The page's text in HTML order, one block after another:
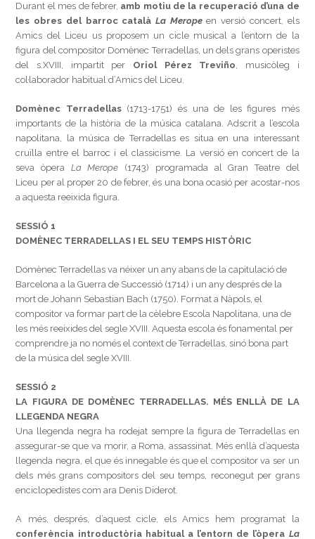
Durant el mes de febrer, amb motiu de la recuperació d’una de
les obres del barroc català La Meropeen versió concert, els
Amics del Liceu us proposem un cicle musical a l’entorn de la
figura del compositor Domènec Terradellas, un dels grans operistes
del s.XVIII, impartit per Oriol Pérez Treviño, musicòleg i
col·laborador habitual d’Amics del Liceu.
Domènec Terradellas(1713-1751) és una de les figures més
importants de la història de la música catalana. Adscrit a l’escola
napolitana, la música de Terradellas es situa en una interessant
cruïlla entre el barroc i el classicisme. La versió en concert de la
seva òpera La Merope (1743) programada al Gran Teatre del
Liceu per al proper 20 de febrer, és una bona ocasió per acostar-nos
a aquesta reeixida figura.
SESSIÓ 1
DOMÈNEC TERRADELLAS I EL SEU TEMPS HISTÒRIC
Domènec Terradellas va néixer un any abans de la capitulació de
Barcelona a la Guerra de Successió (1714) i un any després de la
mort de Johann Sebastian Bach (1750). Format a Nàpols, el
compositor va formar part de la cèlebre Escola Napolitana, una de
les més reeixides del segle XVIII. Aquesta escola és fonamental per
comprendre ja no només el context de Terradellas, sinó bona part
de la música del segle XVIII.
SESSIÓ 2
LA FIGURA DE DOMÈNEC TERRADELLAS. MÉS ENLLÀ DE LA
LLEGENDA NEGRA
Una llegenda negra ha rodejat sempre la figura de Terradellas en
assegurar-se que va morir, a Roma, assassinat. Més enllà d’aquesta
llegenda negra, el que és innegable és que el compositor va ser un
dels més grans compositors del seu temps, reconegut per grans
enciclopedistes com ara Denis Diderot.
A més, després, d’aquest cicle, els Amics hem programat la
conferència introductòria habitual a l’entorn de l’òpera La